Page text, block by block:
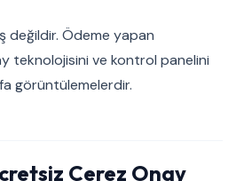
değildir. Ödeme yapan
teknolojisini ve kontrol panelini
görüntülemelerdir.
Çerez Onay